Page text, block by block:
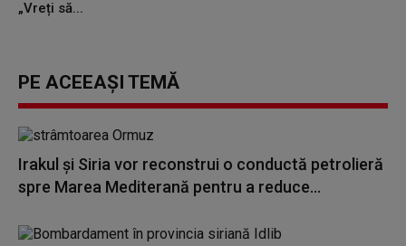
„Vreți să...
PE ACEEAȘI TEMĂ
Irakul şi Siria vor reconstrui o conductă petrolieră
spre Marea Mediterană pentru a reduce...